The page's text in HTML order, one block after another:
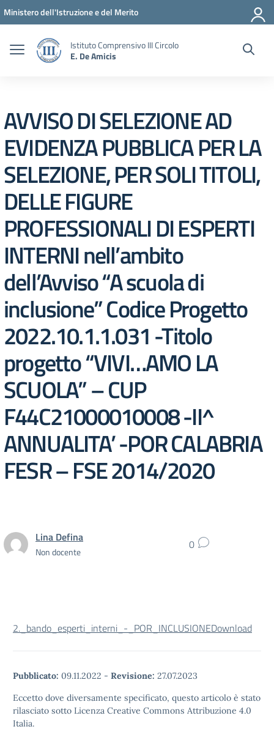
Vai ai contenuti
Vai al menu di navigazione
Vai al footer
Ministero dell'Istruzione e del Merito
Istituto Comprensivo III Circolo
E. De Amicis
AVVISO DI SELEZIONE AD
EVIDENZA PUBBLICA PER LA
SELEZIONE, PER SOLI TITOLI,
DELLE FIGURE
PROFESSIONALI DI ESPERTI
INTERNI nell’ambito
dell’Avviso “A scuola di
inclusione” Codice Progetto
2022.10.1.1.031 -Titolo
progetto “VIVI…AMO LA
SCUOLA” – CUP
F44C21000010008 -II^
ANNUALITA’ -POR CALABRIA
FESR – FSE 2014/2020
Lina Defina
Non docente 0
2._bando_esperti_interni_-_POR_INCLUSIONEDownload
Pubblicato: 09.11.2022 - Revisione: 27.07.2023
Eccetto dove diversamente specificato, questo articolo è stato
rilasciato sotto Licenza Creative Commons Attribuzione 4.0
Italia.